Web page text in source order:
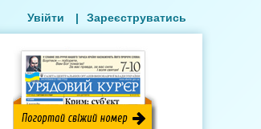
Увійти | Зареєструватись